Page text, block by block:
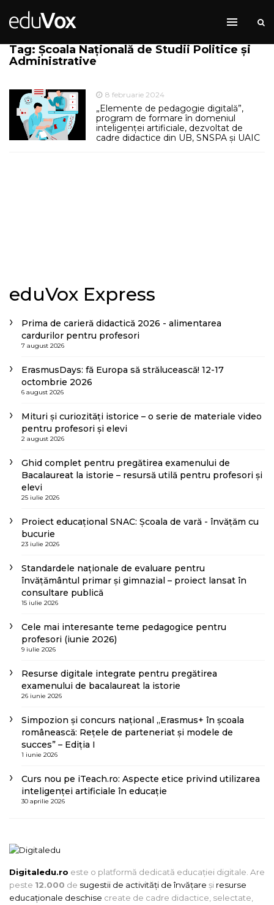
Tag: Școala Națională de Studii Politice și
Administrative
8 februarie 2024
„Elemente de pedagogie digitală”,
program de formare în domeniul
inteligenței artificiale, dezvoltat de
cadre didactice din UB, SNSPA și UAIC
eduVox Express
Prima de carieră didactică 2026 - alimentarea
cardurilor pentru profesori
7 august 2026
ErasmusDays: fă Europa să strălucească! 12-17
octombrie 2026
6 august 2026
Mituri și curiozități istorice – o serie de materiale video
pentru profesori și elevi
2 august 2026
Ghid complet pentru pregătirea examenului de
Bacalaureat la istorie – resursă utilă pentru profesori și
elevi
25 iulie 2026
Proiect educațional SNAC: Școala de vară - învățăm cu
bucurie
23 iulie 2026
Standardele naționale de evaluare pentru
învățământul primar și gimnazial – proiect lansat în
consultare publică
15 iulie 2026
Cele mai interesante teme pedagogice pentru
profesori (iunie 2026)
9 iulie 2026
Resurse digitale integrate pentru pregătirea
examenului de bacalaureat la istorie
26 iunie 2026
Simpozion și concurs național „Erasmus+ în școala
românească: Rețele de parteneriat și modele de
succes” – Ediția I
1 iunie 2026
Curs nou pe iTeach.ro: Aspecte etice privind utilizarea
inteligenței artificiale în educație
30 aprilie 2026
Digitaledu.ro este o platformă dedicată educației digitale. Are
peste 12.000 de sugestii de activități de învățare și resurse
educaționale deschise create de cadre didactice, selectate,